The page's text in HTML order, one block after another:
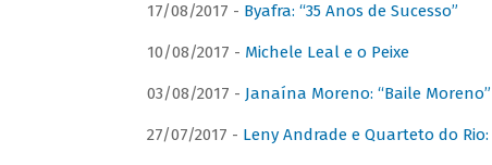
17/08/2017 - Byafra: “35 Anos de Sucesso”
10/08/2017 - Michele Leal e o Peixe
03/08/2017 - Janaína Moreno: “Baile Moreno”
27/07/2017 - Leny Andrade e Quarteto do Rio: